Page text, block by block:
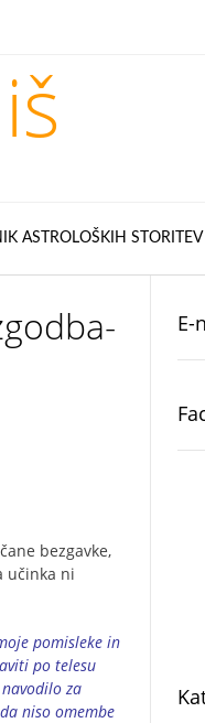
ASTROLOŠKIH STORITEV
bezgavke,
učinka ni
pomisleke in
po telesu
za
niso omembe
E-